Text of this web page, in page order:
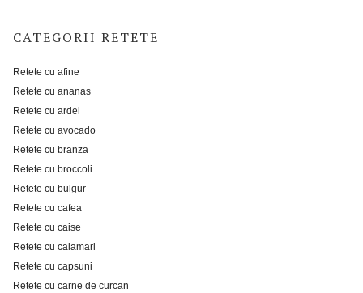
CATEGORII RETETE
Retete cu afine
Retete cu ananas
Retete cu ardei
Retete cu avocado
Retete cu branza
Retete cu broccoli
Retete cu bulgur
Retete cu cafea
Retete cu caise
Retete cu calamari
Retete cu capsuni
Retete cu carne de curcan